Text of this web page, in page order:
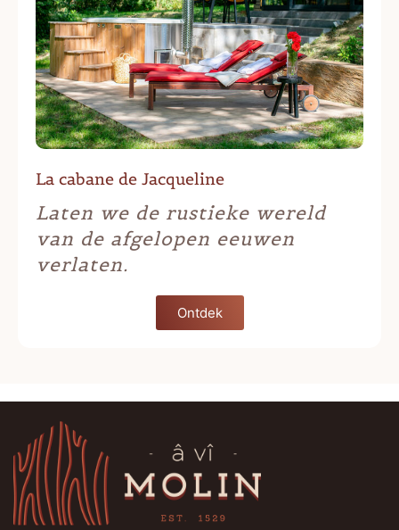
La cabane de Jacqueline
Laten we de rustieke wereld
van de afgelopen eeuwen
verlaten.
Ontdek